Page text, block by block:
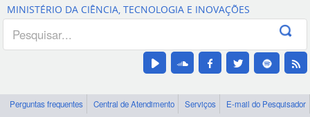
Canais
MINISTÉRIO DA CIÊNCIA, TECNOLOGIA E INOVAÇÕES
Perguntas frequentes Central de Atendimento Serviços
E-mail do Pesquisador